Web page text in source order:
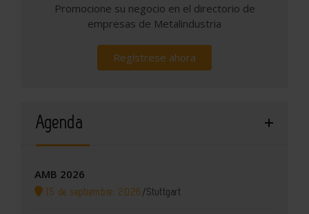
Promocione su negocio en el directorio de
empresas de Metalindustria
Regístrese ahora
Agenda
AMB 2026
15 de septiembre, 2026 /Stuttgart